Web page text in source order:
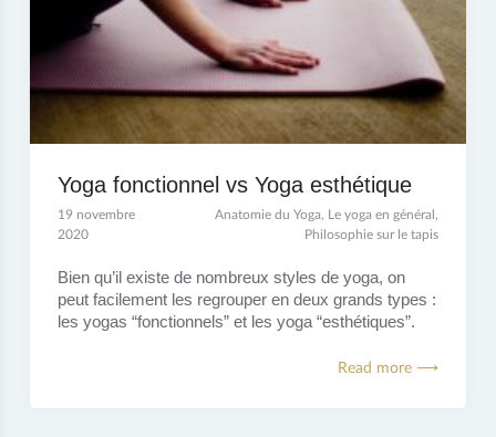
Yoga fonctionnel vs Yoga esthétique
19 novembre
2020
Anatomie du Yoga, Le yoga en général,
Philosophie sur le tapis
Bien qu’il existe de nombreux styles de yoga, on
peut facilement les regrouper en deux grands types :
les yogas “fonctionnels” et les yoga “esthétiques”.
Read more ⟶